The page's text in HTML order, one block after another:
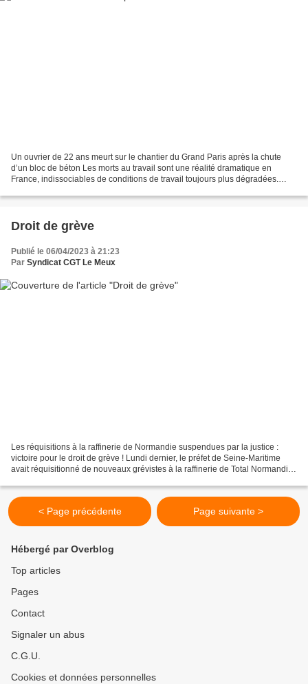
Un ouvrier de 22 ans meurt sur le chantier du Grand Paris après la chute
d’un bloc de béton Les morts au travail sont une réalité dramatique en
France, indissociables de conditions de travail toujours plus dégradées.
Droit de grève
Publié le 06/04/2023 à 21:23
Par Syndicat CGT Le Meux
Les réquisitions à la raffinerie de Normandie suspendues par la justice :
victoire pour le droit de grève ! Lundi dernier, le préfet de Seine-Maritime
avait réquisitionné de nouveaux grévistes à la raffinerie de Total Normandie
< Page précédente Page suivante >
Hébergé par Overblog
Top articles
Pages
Contact
Signaler un abus
C.G.U.
Cookies et données personnelles